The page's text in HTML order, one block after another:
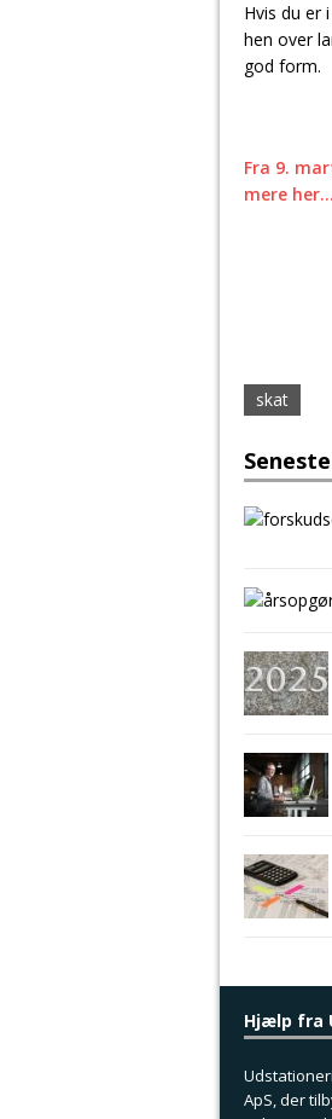
Hvis du er
hen over
god form.
Fra 9.
mere her…
skat
Hjælp fra
ApS, der